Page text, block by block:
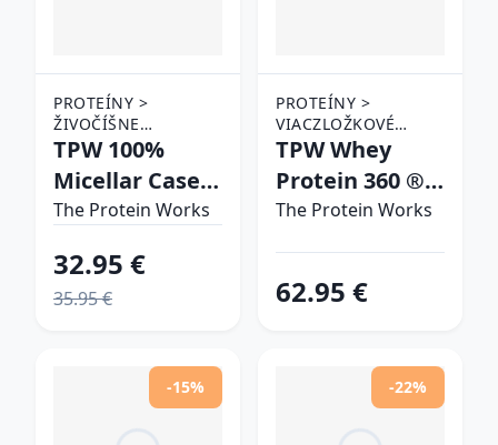
PROTEÍNY >
ŽIVOČÍŠNE
PROTEÍNY > NOČNÉ
TPW 100%
Micellar Casein
chocolate silk
The Protein Works
32.95 €
35.95 €
PROTEÍNY >
VIACZLOŽKOVÉ
PROTEÍNY
TPW Whey
Protein 360 ®
jahoda & krém
The Protein Works
62.95 €
-15% -22%